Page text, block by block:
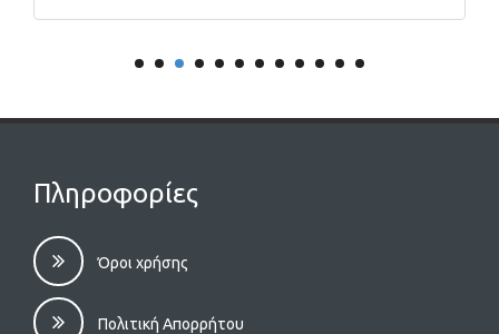
Πληροφορίες
Όροι χρήσης
Πολιτική Απορρήτου